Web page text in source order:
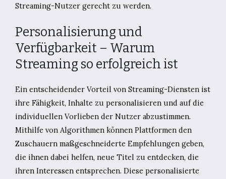
Streaming-Nutzer gerecht zu werden.
Personalisierung und
Verfügbarkeit – Warum
Streaming so erfolgreich ist
Ein entscheidender Vorteil von Streaming-Diensten ist
ihre Fähigkeit, Inhalte zu personalisieren und auf die
individuellen Vorlieben der Nutzer abzustimmen.
Mithilfe von Algorithmen können Plattformen den
Zuschauern maßgeschneiderte Empfehlungen geben,
die ihnen dabei helfen, neue Titel zu entdecken, die
ihren Interessen entsprechen. Diese personalisierte